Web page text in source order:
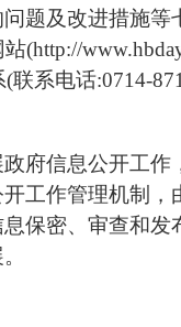
题及改进措施
(http://
系电话:0714-
府信息公开工
工作管理机制
保密、审查和